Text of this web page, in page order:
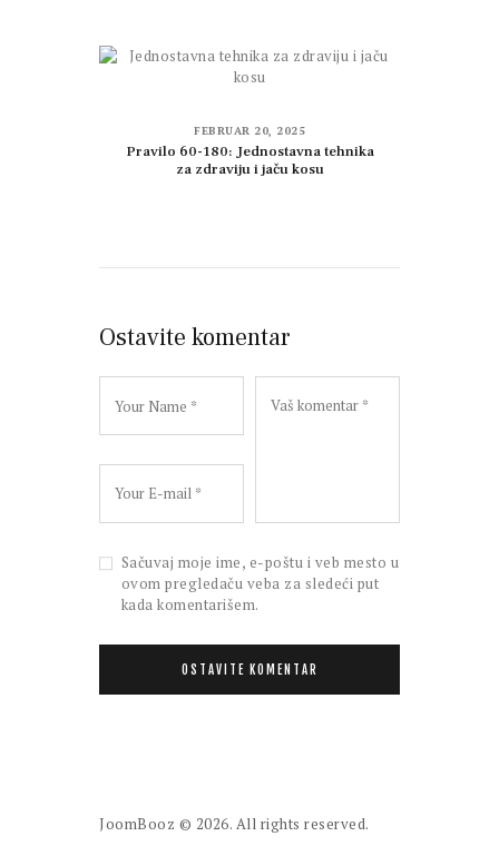
FEBRUAR 20, 2025
Pravilo 60-180: Jednostavna tehnika
za zdraviju i jaču kosu
Ostavite komentar
Sačuvaj moje ime, e-poštu i veb mesto u
ovom pregledaču veba za sledeći put
kada komentarišem.
JoomBooz © 2026. All rights reserved.